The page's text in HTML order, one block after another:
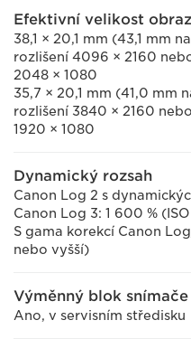
Efektivní velikost
38,1 × 20,1 mm (43,1 mm
rozlišení 4096 × 2160
2048 × 1080
35,7 × 20,1 mm (41,0 mm
rozlišení 3840 × 2160 nebo
1920 × 1080
Dynamický rozsah
Canon Log 2 s
Canon Log 3: 1 600 %
S gama korekcí Canon
nebo vyšší)
Výměnný blok snímače
Ano, v servisním středisku